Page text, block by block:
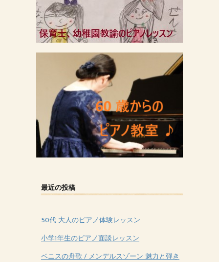
最近の投稿
50代 大人のピアノ体験レッスン
小学1年生のピアノ面談レッスン
ベニスの舟歌 / メンデルスゾーン 魅力と弾き